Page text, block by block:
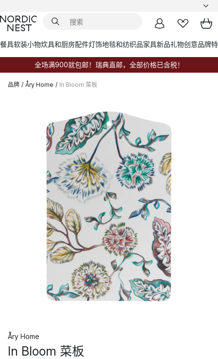
餐具软装小物炊具和厨房配件灯饰地毯和纺织品家具新品礼物创意品牌
全场满900就包邮！瑞典直邮，全部价格已含税！
品牌 / Åry Home / In Bloom 菜板
Åry Home
In Bloom 菜板